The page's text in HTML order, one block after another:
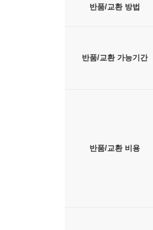
반품/교환 방법
반품/교환 가능기간
반품/교환 비용